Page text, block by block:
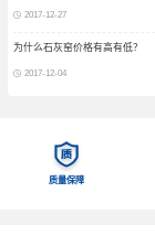
2017-12-27
为什么石灰窑价格有高有低？
2017-12-04
质量保障